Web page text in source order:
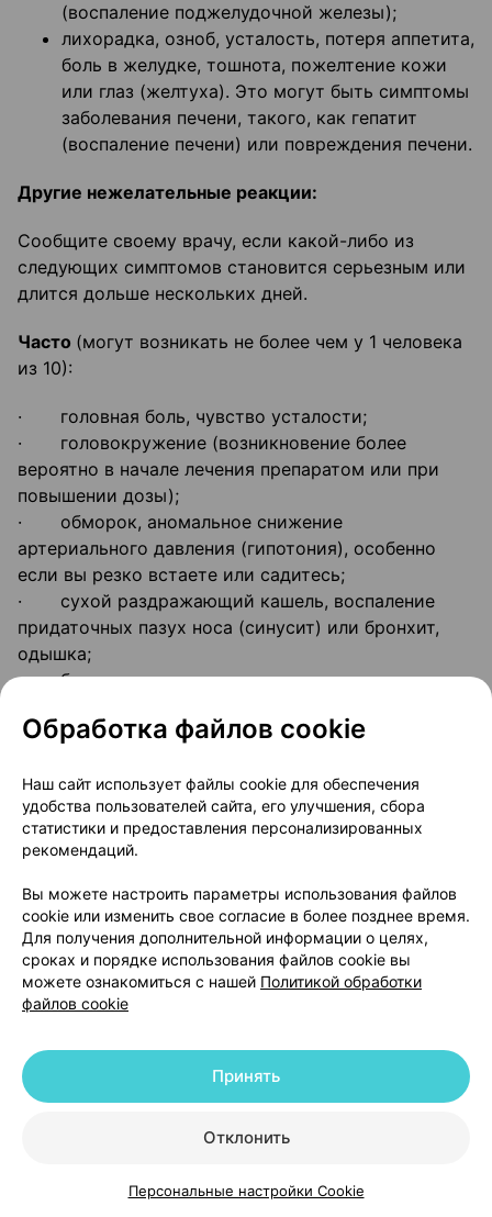
КаталогКорзинаИзбранноеПрофиль
(воспаление поджелудочной железы);
лихорадка, озноб, усталость, потеря аппетита,
боль в желудке, тошнота, пожелтение кожи
или глаз (желтуха). Это могут быть симптомы
заболевания печени, такого, как гепатит
(воспаление печени) или повреждения печени.
Другие нежелательные реакции:
Сообщите своему врачу, если какой-либо из
следующих симптомов становится серьезным или
длится дольше нескольких дней.
Часто (могут возникать не более чем у 1 человека
из 10):
· головная боль, чувство усталости;
· головокружение (возникновение более
вероятно в начале лечения препаратом или при
повышении дозы);
· обморок, аномальное снижение
артериального давления (гипотония), особенно
если вы резко встаете или садитесь;
· сухой раздражающий кашель, воспаление
придаточных пазух носа (синусит) или бронхит,
одышка;
· боль в желудке или кишечнике, диарея,
· кожная сыпь с припухлостями или без них;
· судороги или боль в мышцах;
· повышенный уровень калия в крови.
Нечасто(могут возникать не более чем у 1
человека из 100):
• проблемы с равновесием
(головокружение);
• зуд и необычная чувствительность
кожи, например, онемение, покалывание, жжение
• потеря или изменение вкусовых
ощущений;
• депрессия (длительно и постоянно
нервозность или тревожность, большая, чем
Обработка файлов cookie
Наш сайт использует файлы cookie для обеспечения
удобства пользователей сайта, его улучшения, сбора
статистики и предоставления персонализированных
рекомендаций.
Вы можете настроить параметры использования файлов
cookie или изменить свое согласие в более позднее время.
Для получения дополнительной информации о целях,
сроках и порядке использования файлов cookie вы
можете ознакомиться с нашей Политикой обработки
файлов cookie
Отклонить
Принять
Персональные настройки Cookie